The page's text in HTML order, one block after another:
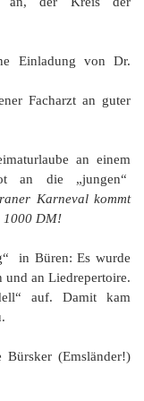
Einladung von Dr.
Facharzt an guter
an einem
an die „jungen“
Karneval kommt
1000 DM!
in Büren: Es wurde
und an Liedrepertoire.
auf. Damit kam
(Emsländer!)